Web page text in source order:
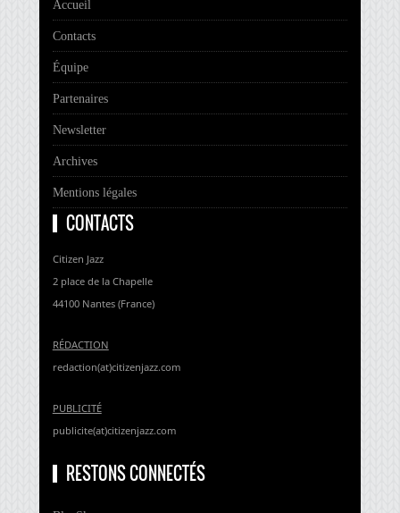
Accueil
Contacts
Équipe
Partenaires
Newsletter
Archives
Mentions légales
CONTACTS
Citizen Jazz
2 place de la Chapelle
44100 Nantes (France)
RÉDACTION
redaction(at)citizenjazz.com
PUBLICITÉ
publicite(at)citizenjazz.com
RESTONS CONNECTÉS